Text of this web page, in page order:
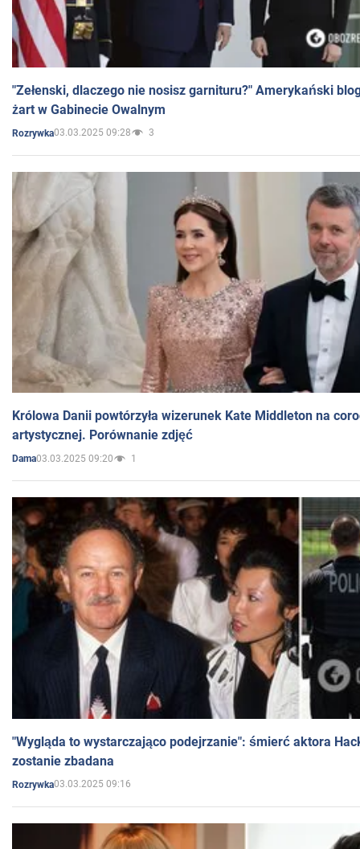
"Zełenski, dlaczego nie nosisz garnituru?" Amerykański
żart w Gabinecie Owalnym
Rozrywka03.03.2025 09:28 3
Królowa Danii powtórzyła wizerunek Kate Middleton na
artystycznej. Porównanie zdjęć
Dama03.03.2025 09:20 1
"Wygląda to wystarczająco podejrzanie": śmierć aktora
zostanie zbadana
Rozrywka03.03.2025 09:16